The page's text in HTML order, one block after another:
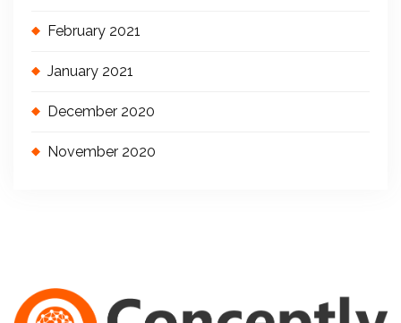
February 2021
January 2021
December 2020
November 2020